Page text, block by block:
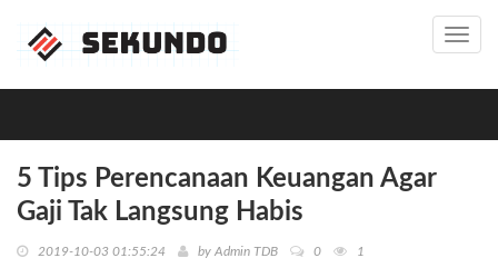
5 Tips Perencanaan Keuangan Agar
Gaji Tak Langsung Habis
2019-10-03 01:55:24 by Admin TDB 0 1